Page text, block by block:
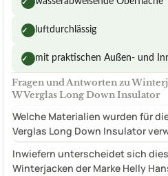
✓
✓ luftdurchlässig
✓ mit praktischen Außen- und
Fragen und Antworten zu
W Verglas Long Down Insulator
Welche Materialien wurden für
Verglas Long Down Insulator
Inwiefern unterscheidet sich
Winterjacken der Marke Helly